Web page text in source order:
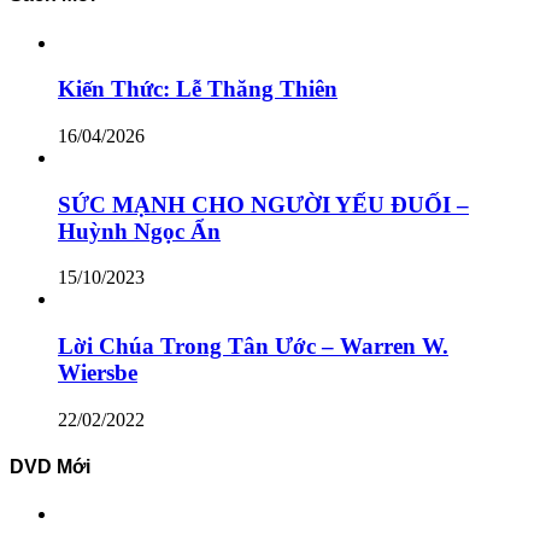
Kiến Thức: Lễ Thăng Thiên
16/04/2026
SỨC MẠNH CHO NGƯỜI YẾU ĐUỐI –
Huỳnh Ngọc Ẩn
15/10/2023
Lời Chúa Trong Tân Ước – Warren W.
Wiersbe
22/02/2022
DVD Mới